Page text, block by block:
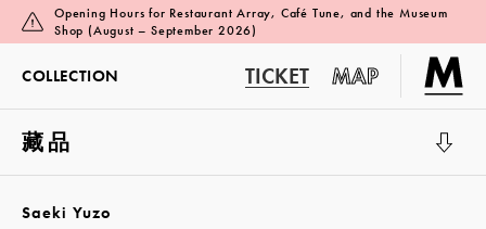
Opening Hours for Restaurant Array, Café Tune, and the Museum
Shop (August – September 2026)
COLLECTION TICKET MAP
藏品
Saeki Yuzo